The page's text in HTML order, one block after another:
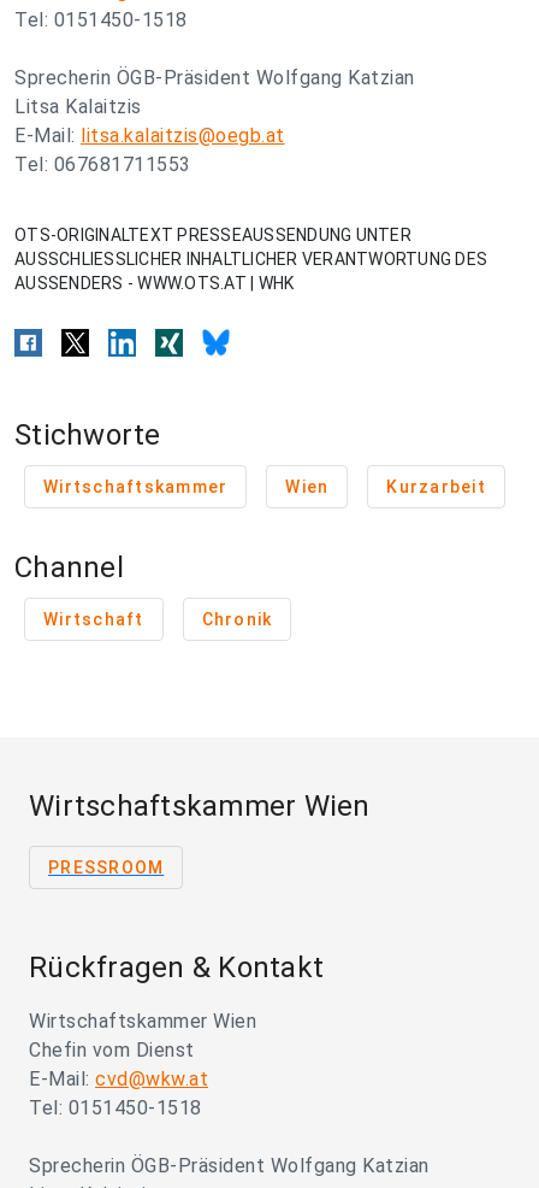
Tel: 0151450-1518
Sprecherin ÖGB-Präsident Wolfgang Katzian
Litsa Kalaitzis
E-Mail: litsa.kalaitzis@oegb.at
Tel: 067681711553
OTS-ORIGINALTEXT PRESSEAUSSENDUNG UNTER
AUSSCHLIESSLICHER INHALTLICHER VERANTWORTUNG DES
AUSSENDERS - WWW.OTS.AT | WHK
Stichworte
Wirtschaftskammer Wien Kurzarbeit
Channel
Wirtschaft Chronik
Wirtschaftskammer Wien
PRESSROOM
Rückfragen & Kontakt
Wirtschaftskammer Wien
Chefin vom Dienst
E-Mail: cvd@wkw.at
Tel: 0151450-1518
Sprecherin ÖGB-Präsident Wolfgang Katzian